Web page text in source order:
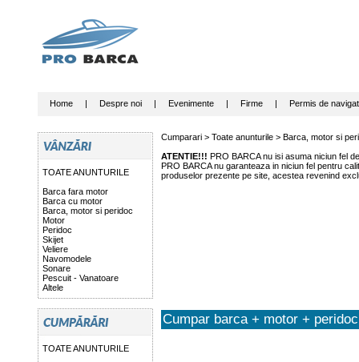
Home| Despre noi| Evenimente| Firme| Permis de
TOATE ANUNTURILE
Barca fara motor
Barca cu motor
Barca, motor si peridoc
Motor
Peridoc
Skijet
Veliere
Navomodele
Sonare
Pescuit - Vanatoare
Altele
TOATE ANUNTURILE
Cumparari > Toate anunturile> Barca, motor si
ATENTIE!!! PRO BARCA nu isi asuma niciun fel
PRO BARCA nu garanteaza in niciun fel pentru
produselor prezente pe site, acestea revenind
Cumpar barca + motor + peridoc